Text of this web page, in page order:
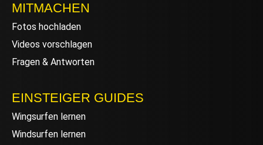
MITMACHEN
Fotos hochladen
Videos vorschlagen
Fragen & Antworten
EINSTEIGER GUIDES
Wingsurfen lernen
Windsurfen lernen